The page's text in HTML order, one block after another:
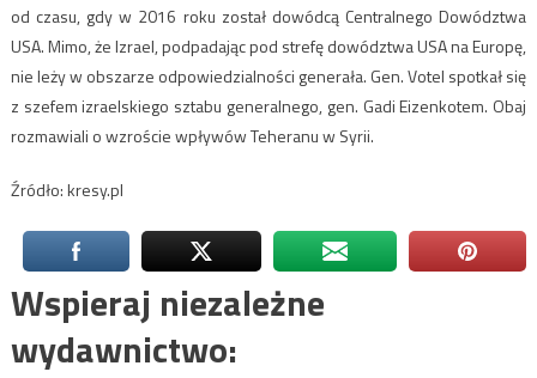
od czasu, gdy w 2016 roku został dowódcą Centralnego Dowództwa
USA. Mimo, że Izrael, podpadając pod strefę dowództwa USA na Europę,
nie leży w obszarze odpowiedzialności generała. Gen. Votel spotkał się
z szefem izraelskiego sztabu generalnego, gen. Gadi Eizenkotem. Obaj
rozmawiali o wzroście wpływów Teheranu w Syrii.
Źródło: kresy.pl
Wspieraj niezależne
wydawnictwo: